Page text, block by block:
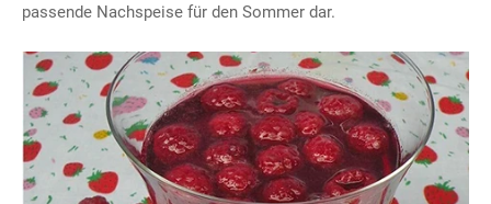
passende Nachspeise für den Sommer dar.